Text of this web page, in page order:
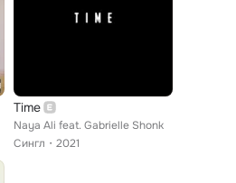
Time
Naya Ali feat. Gabrielle Shonk
Сингл
2021